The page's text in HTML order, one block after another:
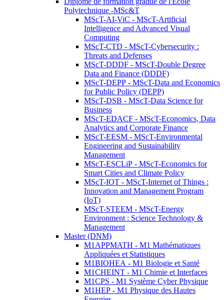
Polytechnique -MSc&T
MScT-AI-ViC - MScT-Artificial
Intelligence and Advanced Visual
Computing
MScT-CTD - MScT-Cybersecurity :
Threats and Defenses
MScT-DDDF - MScT-Double Degree
Data and Finance (DDDF)
MScT-DEPP - MScT-Data and Economics
for Public Policy (DEPP)
MScT-DSB - MScT-Data Science for
Business
MScT-EDACF - MScT-Economics, Data
Analytics and Corporate Finance
MScT-EESM - MScT-Environmental
Engineering and Sustainability
Management
MScT-ESCLiP - MScT-Economics for
Smart Cities and Climate Policy
MScT-IOT - MScT-Internet of Things :
Innovation and Management Program
(IoT)
MScT-STEEM - MScT-Energy
Environment : Science Technology &
Management
Master (DNM)
M1APPMATH - M1 Mathématiques
Appliquées et Statistiques
M1BIOHEA - M1 Biologie et Santé
M1CHEINT - M1 Chimie et Interfaces
M1CPS - M1 Système Cyber Physique
M1HEP - M1 Physique des Hautes